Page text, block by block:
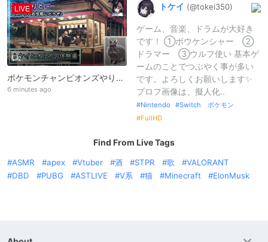
LIVE
2
ポケモンチャンピオンズやります！こんにちは！作業で垂れ流しなどご自由に♪
6 minutes ago
トケイ (@tokei350)
ゲーム、音楽、ドラムが大好き
です！ ①ボウケンシャー ②
ドラマー ③ウルフ使い 基本ゲ
ームのことでつぶやく事が多い
です。よろしくお願いします✨
プロフ画像は、擬人化..
Nintendo
Switch ポケモン
FullHD
Find From Live Tags
ASMR apex Vtuber 酒 STPR 歌
VALORANT
DBD
PUBG ASTLIVE V系 猫 Minecraft ElonMusk